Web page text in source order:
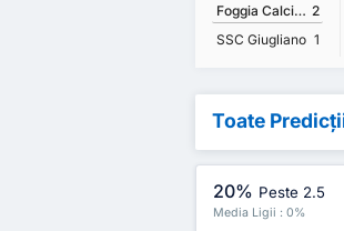
Foggia Calcio 1920 2
SSC Giugliano 1
Toate
20% Peste 2.5
Media Ligii : 0%